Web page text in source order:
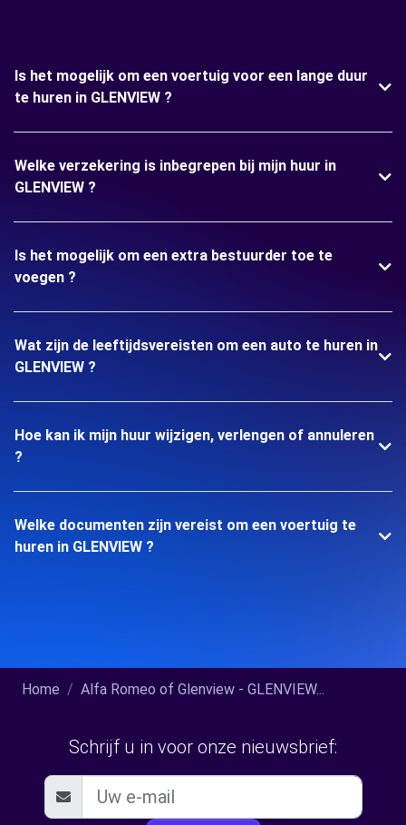
Is het mogelijk om een voertuig voor een lange duur
te huren in GLENVIEW ?
Welke verzekering is inbegrepen bij mijn huur in
GLENVIEW ?
Is het mogelijk om een extra bestuurder toe te
voegen ?
Wat zijn de leeftijdsvereisten om een auto te huren in
GLENVIEW ?
Hoe kan ik mijn huur wijzigen, verlengen of annuleren
?
Welke documenten zijn vereist om een voertuig te
huren in GLENVIEW ?
Home Alfa Romeo of Glenview - GLENVIEW...
Schrijf u in voor onze nieuwsbrief: